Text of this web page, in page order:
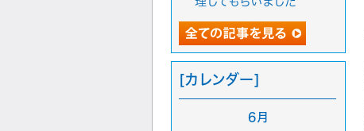
[カレンダー]
6月